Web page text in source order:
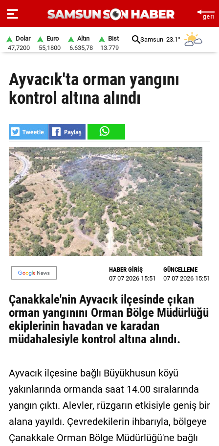
SAYFA
SAMSUN
SAMSUNSPOR
GÜNDEM
SİYASET
EKONOMİ
DÜNYA
MAGAZİN
GALERİ
VİDEO
YAZARLAR
BİZE
ULAŞIN
İletişim
Gizlilik
Politikası
Dolar
47,7200
Euro
55,1800
Altın
6.635,78
Bist
13.779
Samsun 23.1°
Ayvacık'ta orman yangını
kontrol altına alındı
HABER GİRİŞ
07 07 2026 15:51
GÜNCELLEME
07 07 2026 15:51
Çanakkale'nin Ayvacık ilçesinde çıkan
orman yangınını Orman Bölge Müdürlüğü
ekiplerinin havadan ve karadan
müdahalesiyle kontrol altına alındı.
Ayvacık ilçesine bağlı Büyükhusun köyü
yakınlarında ormanda saat 14.00 sıralarında
yangın çıktı. Alevler, rüzgarın etkisiyle geniş bir
alana yayıldı. Çevredekilerin ihbarıyla, bölgeye
Çanakkale Orman Bölge Müdürlüğü'ne bağlı